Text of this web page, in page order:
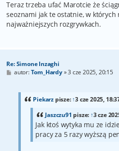
Teraz trzeba ufać Marotcie że
seoznami jak te ostatnie, w
najważniejszych rozgrywkach.
Re: Simone Inzaghi
Pautor:Tom_Hardy»3 cze 2025, 20:15
Piekarz pisze:↑3 cze 2025,
Jaszczu91 pisze: ↑3 cze
Jak ktoś wytyka mu ze
pracy za 5 razy wyższą